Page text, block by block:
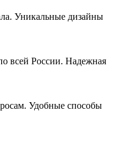
Уникальные дизайны
всей России. Надежная
Удобные способы